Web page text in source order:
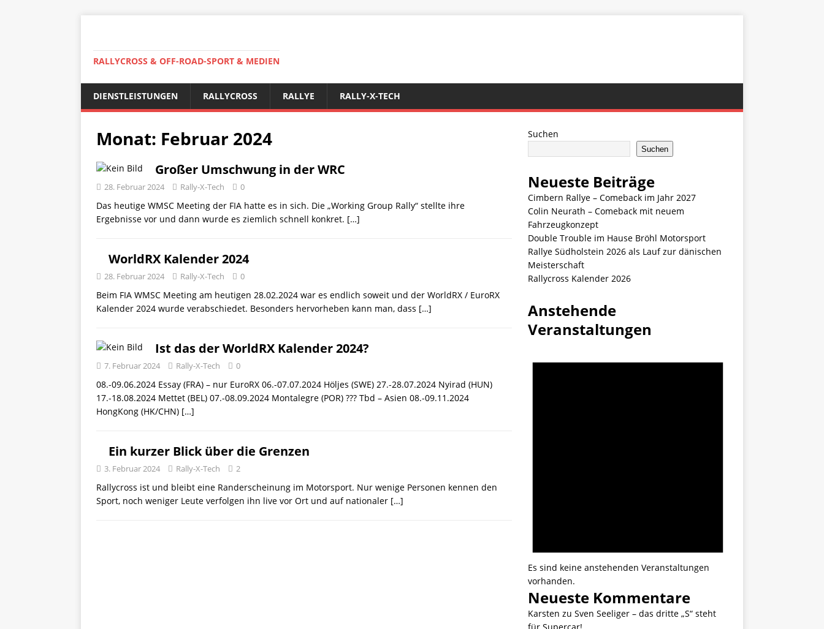
RALLYCROSS & OFF-ROAD-SPORT & MEDIEN
DIENSTLEISTUNGEN RALLYCROSS RALLYE RALLY-X-TECH
Monat: Februar 2024
Großer Umschwung in der WRC
28. Februar 2024 Rally-X-Tech 0
Das heutige WMSC Meeting der FIA hatte es in sich. Die „Working Group Rally“ stellte ihre
Ergebnisse vor und dann wurde es ziemlich schnell konkret. […]
WorldRX Kalender 2024
28. Februar 2024 Rally-X-Tech 0
Beim FIA WMSC Meeting am heutigen 28.02.2024 war es endlich soweit und der WorldRX / EuroRX
Kalender 2024 wurde verabschiedet. Besonders hervorheben kann man, dass […]
Ist das der WorldRX Kalender 2024?
7. Februar 2024 Rally-X-Tech 0
08.-09.06.2024 Essay (FRA) – nur EuroRX 06.-07.07.2024 Höljes (SWE) 27.-28.07.2024 Nyirad (HUN)
17.-18.08.2024 Mettet (BEL) 07.-08.09.2024 Montalegre (POR) ??? Tbd – Asien 08.-09.11.2024
HongKong (HK/CHN) […]
Ein kurzer Blick über die Grenzen
3. Februar 2024 Rally-X-Tech 2
Rallycross ist und bleibt eine Randerscheinung im Motorsport. Nur wenige Personen kennen den
Sport, noch weniger Leute verfolgen ihn live vor Ort und auf nationaler […]
Suchen
Suchen
Neueste Beiträge
Cimbern Rallye – Comeback im Jahr 2027
Colin Neurath – Comeback mit neuem
Fahrzeugkonzept
Double Trouble im Hause Bröhl Motorsport
Rallye Südholstein 2026 als Lauf zur dänischen
Meisterschaft
Rallycross Kalender 2026
Anstehende
Veranstaltungen
Es sind keine anstehenden Veranstaltungen
vorhanden.
Neueste Kommentare
Karsten zu Sven Seeliger – das dritte „S“ steht